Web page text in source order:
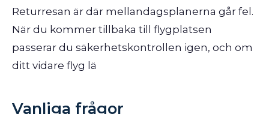
Returresan är där mellandagsplanerna går fel.
När du kommer tillbaka till flygplatsen
passerar du säkerhetskontrollen igen, och om
ditt vidare flyg lä
Vanliga frågor